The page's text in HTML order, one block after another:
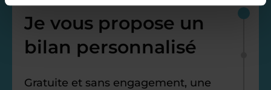
Je vous propose un
bilan personnalisé
Gratuite et sans engagement, une